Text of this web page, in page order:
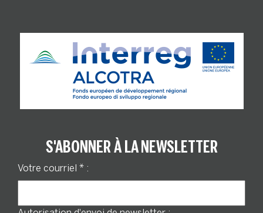
S'ABONNER À LA NEWSLETTER
Votre courriel * :